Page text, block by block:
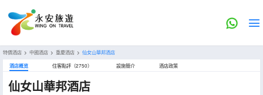
特價酒店 > 中國酒店 > 重慶酒店 > 仙女山華邦酒店
酒店概览 住客點評（2750） 設施簡介 酒店政策
仙女山華邦酒店